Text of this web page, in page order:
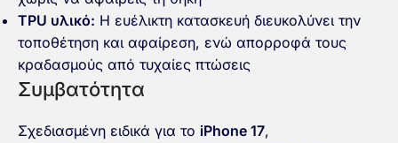
TPU υλικό: Η ευέλικτη κατασκευή διευκολύνει την
τοποθέτηση και αφαίρεση, ενώ απορροφά τους
κραδασμούς από τυχαίες πτώσεις
Συμβατότητα
Σχεδιασμένη ειδικά για το iPhone 17,